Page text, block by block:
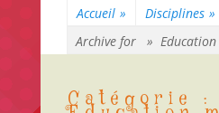
Accueil » Disciplines »
Archive for »
Catégorie :